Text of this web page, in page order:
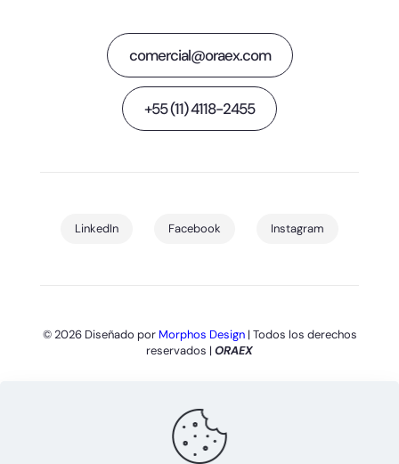
comercial@oraex.com
+55 (11) 4118-2455
LinkedIn Facebook Instagram
© 2026 Diseñado por Morphos Design| Todos los derechos
reservados | ORAEX